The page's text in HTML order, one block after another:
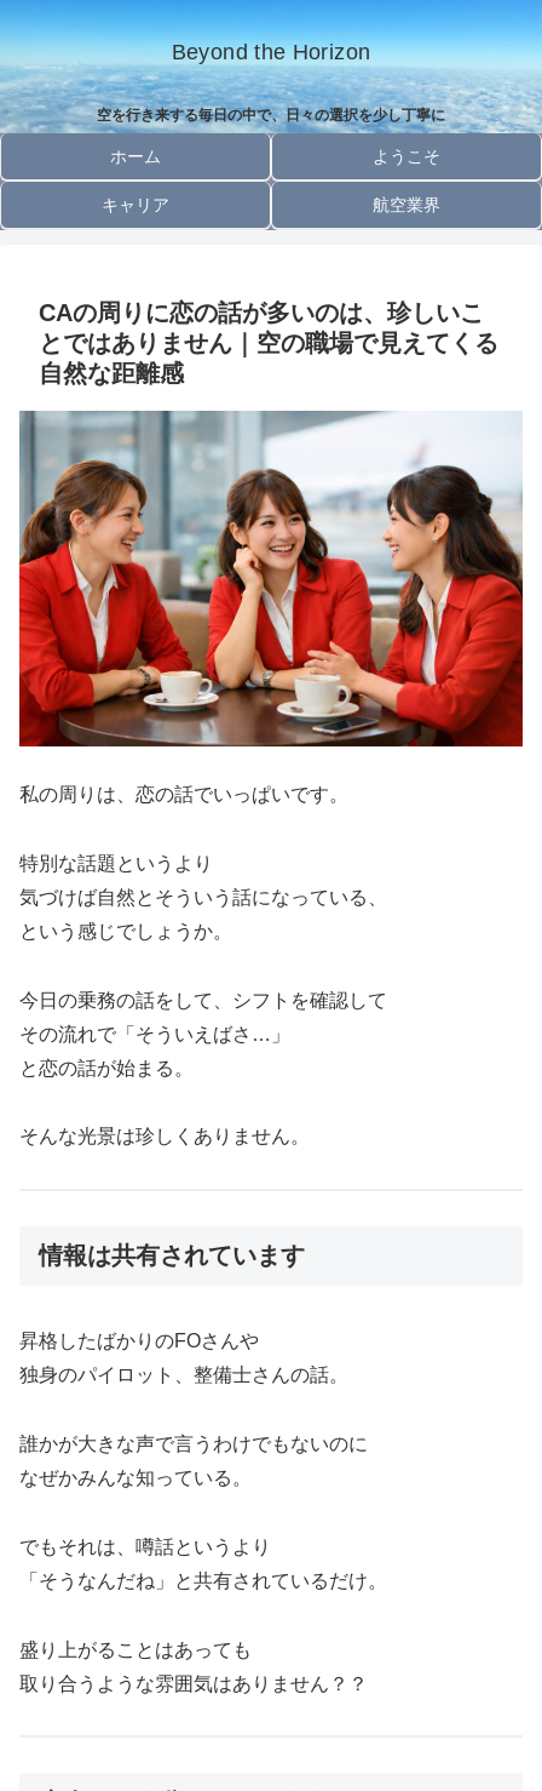
Beyond the Horizon
空を行き来する毎日の中で、日々の選択を少し丁寧に
ホーム ようこそ
キャリア 航空業界
CAの周りに恋の話が多いのは、珍しいこ
とではありません｜空の職場で見えてくる
自然な距離感
私の周りは、恋の話でいっぱいです。
特別な話題というより
気づけば自然とそういう話になっている、
という感じでしょうか。
今日の乗務の話をして、シフトを確認して
その流れで「そういえばさ…」
と恋の話が始まる。
そんな光景は珍しくありません。
情報は共有されています
昇格したばかりのFOさんや
独身のパイロット、整備士さんの話。
誰かが大きな声で言うわけでもないのに
なぜかみんな知っている。
でもそれは、噂話というより
「そうなんだね」と共有されているだけ。
盛り上がることはあっても
取り合うような雰囲気はありません？？